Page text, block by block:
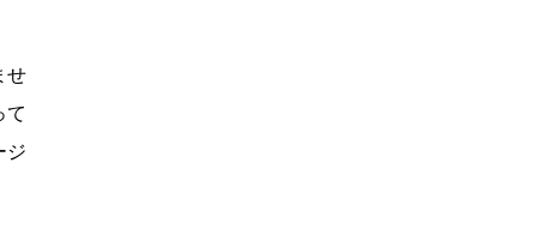
せ
て
ジ